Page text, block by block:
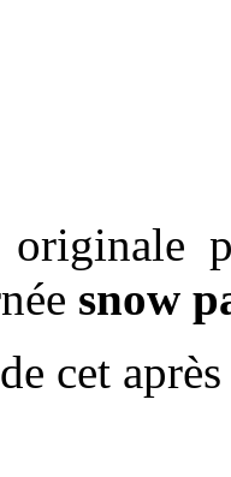
originale
snow
cet